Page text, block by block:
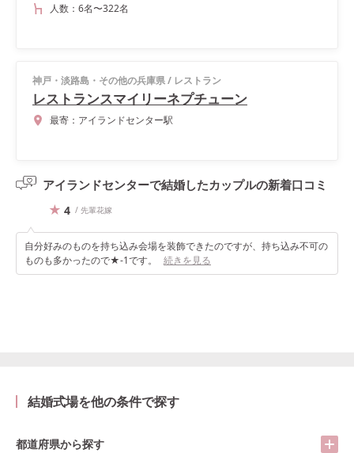
人数： 6名〜322名
神戸・淡路島・その他の兵庫県/ レストラン
レストランスマイリーネプチューン
最寄： アイランドセンター駅
アイランドセンターで結婚したカップルの新着口コミ
4 / 先輩花嫁
自分好みのものを持ち込み会場を装飾できたのですが、持ち込み不可の
ものも多かったので★-1です。
続きを見る
結婚式場を他の条件で探す
都道府県から探す